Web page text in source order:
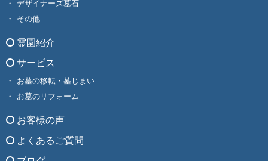
デザイナーズ墓石
その他
霊園紹介
サービス
お墓の移転・墓じまい
お墓のリフォーム
お客様の声
よくあるご質問